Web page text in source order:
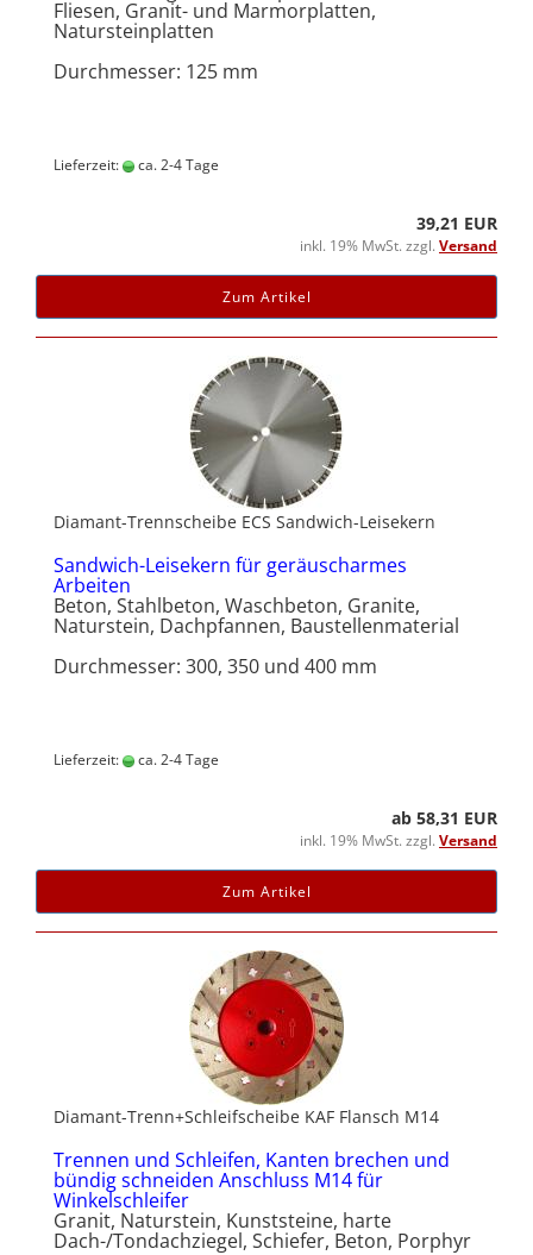
Fliesen, Granit- und Marmorplatten,
Natursteinplatten
Durchmesser: 125 mm
Lieferzeit: ca. 2-4 Tage
39,21 EUR
inkl. 19% MwSt. zzgl. Versand
Zum Artikel
Diamant-Trennscheibe ECS Sandwich-Leisekern
Sandwich-Leisekern für geräuscharmes
Arbeiten
Beton, Stahlbeton, Waschbeton, Granite,
Naturstein, Dachpfannen, Baustellenmaterial
Durchmesser: 300, 350 und 400 mm
Lieferzeit: ca. 2-4 Tage
ab 58,31 EUR
inkl. 19% MwSt. zzgl. Versand
Zum Artikel
Diamant-Trenn+Schleifscheibe KAF Flansch M14
Trennen und Schleifen, Kanten brechen und
bündig schneiden Anschluss M14 für
Winkelschleifer
Granit, Naturstein, Kunststeine, harte
Dach-/Tondachziegel, Schiefer, Beton, Porphyr